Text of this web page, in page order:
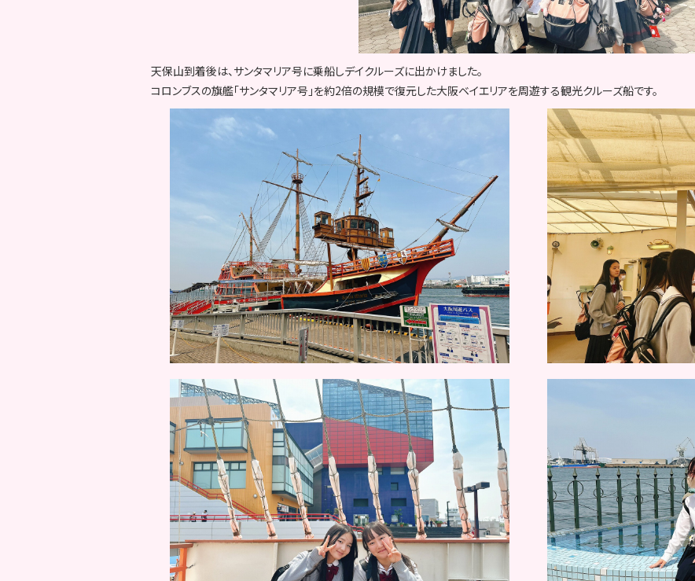
天保山到着後は、サンタマリア号に乗船しデイクルーズに出かけました。
コロンブスの旗艦「サンタマリア号」を約2倍の規模で復元した大阪ベイエリアを周遊する観光クルーズ船です。